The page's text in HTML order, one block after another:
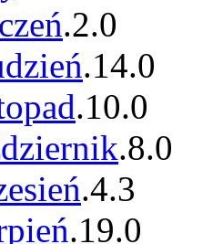
.2.0
.14.0
.10.0
.8.0
.4.3
.19.0